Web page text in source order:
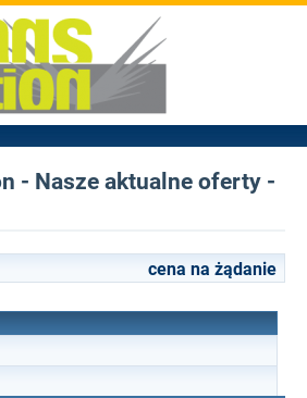
- Nasze aktualne oferty -
cena na żądanie